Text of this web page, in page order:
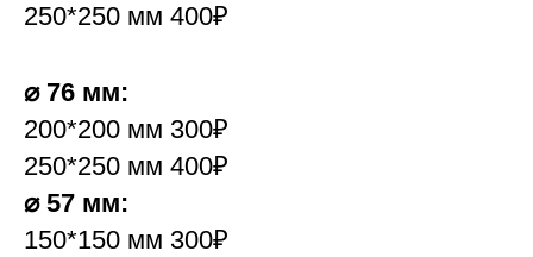
250*250 мм 400₽
⌀ 76 мм:
200*200 мм 300₽
250*250 мм 400₽
⌀ 57 мм:
150*150 мм 300₽